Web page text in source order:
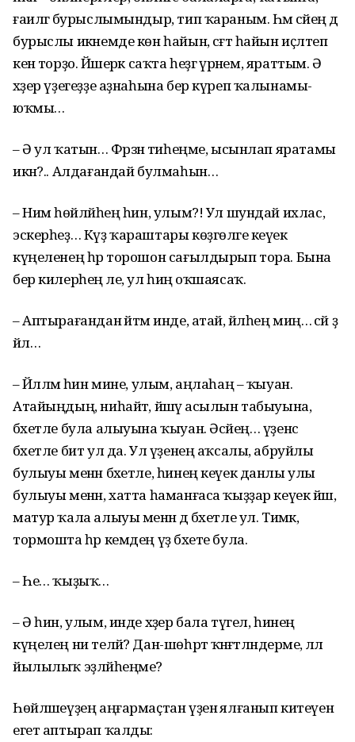
ғаиләгә бурыслымындыр, тип ҡараным. Һәм әсәйең дә
бурыслы икәнемде көн һайын, сәғәт һайын иҫләтеп
кенә торҙо. Йәшерәк саҡта һеҙгә әүрәнем, яраттым. Ә
хәҙер үҙегеҙҙе аҙнаһына бер күреп ҡалынамы-
юҡмы…
– Ә ул ҡатын… Фәрзәнә тиһеңме, ысынлап яратамы
икән?.. Алдағандай булмаһын…
– Нимә һөйләйһең һин, улым?! Ул шундай ихлас,
эскерһеҙ… Күҙ ҡараштары көҙгөләге кеүек
күңеленең һәр торошон сағылдырып тора. Бына
бер килерһең әле, ул һиңә оҡшаясаҡ.
– Аптырағандан әйтәм инде, атай, йәлһең миңә… әсәй ҙә
йәл…
– Йәлләмә һин мине, улым, аңлаһаң – ҡыуан.
Атайыңдың, ниһайәт, йәшәү асылын табыуына,
бәхетле була алыуына ҡыуан. Әсәйең… үҙенсә
бәхетле бит ул да. Ул үҙенең аҡсалы, абруйлы
булыуы менән бәхетле, һинең кеүек данлы улы
булыуы менән, хатта һаманғаса ҡыҙҙар кеүек йәш,
матур ҡала алыуы менән дә бәхетле ул. Тимәк,
тормошта һәр кемдең үҙ бәхете була.
– Һе… ҡыҙыҡ…
– Ә һин, улым, инде хәҙер бала түгел, һинең
күңелең ни теләй? Дан-шөһрәт ҡәнәғәтләндерәме, әллә
йылылыҡ эҙләйһеңме?
Һөйләшеүҙең аңғармаҫтан үҙенә ялғанып китеүенә
егет аптырап ҡалды: